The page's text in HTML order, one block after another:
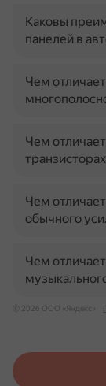
Каковы
панелей в
Чем
Чем
Чем
обычного
Чем
© 2026 ООО «Яндекс»